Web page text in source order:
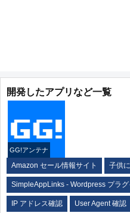
開発したアプリなど一覧
GG!アンテナ
Amazon セール情報サイト 子供
SimpleAppLinks - Wordpress プラグ
IP アドレス確認 User Agent 確認